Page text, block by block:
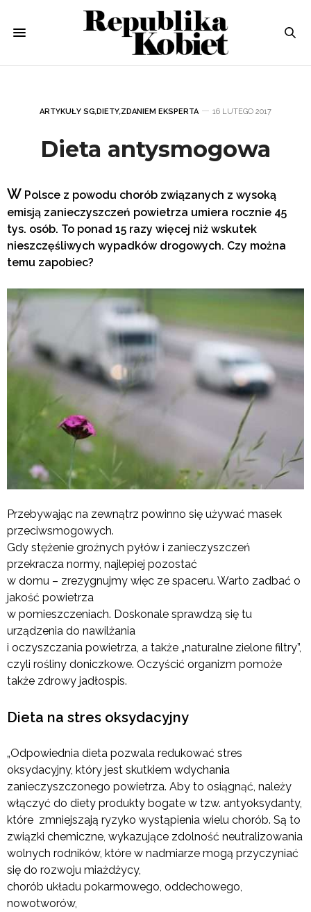
ARTYKUŁY SG,DIETY,ZDANIEM EKSPERTA 16 LUTEGO 2017
Dieta antysmogowa
W Polsce z powodu chorób związanych z wysoką
emisją zanieczyszczeń powietrza umiera rocznie 45
tys. osób. To ponad 15 razy więcej niż wskutek
nieszczęśliwych wypadków drogowych. Czy można
temu zapobiec?
Przebywając na zewnątrz powinno się używać masek
przeciwsmogowych.
Gdy stężenie groźnych pyłów i zanieczyszczeń
przekracza normy, najlepiej pozostać
w domu – zrezygnujmy więc ze spaceru. Warto zadbać o
jakość powietrza
w pomieszczeniach. Doskonale sprawdzą się tu
urządzenia do nawilżania
i oczyszczania powietrza, a także „naturalne zielone filtry”,
czyli rośliny doniczkowe. Oczyścić organizm pomoże
także zdrowy jadłospis.
Dieta na stres oksydacyjny
„Odpowiednia dieta pozwala redukować stres
oksydacyjny, który jest skutkiem wdychania
zanieczyszczonego powietrza. Aby to osiągnąć, należy
włączyć do diety produkty bogate w tzw. antyoksydanty,
które zmniejszają ryzyko wystąpienia wielu chorób. Są to
związki chemiczne, wykazujące zdolność neutralizowania
wolnych rodników, które w nadmiarze mogą przyczyniać
się do rozwoju miażdżycy,
chorób układu pokarmowego, oddechowego,
nowotworów,